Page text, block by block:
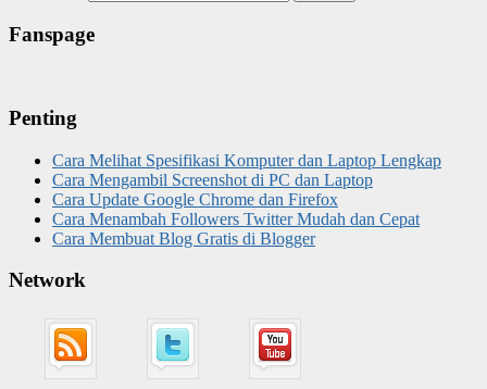
Fanspage
Penting
Cara Melihat Spesifikasi Komputer dan Laptop Lengkap
Cara Mengambil Screenshot di PC dan Laptop
Cara Update Google Chrome dan Firefox
Cara Menambah Followers Twitter Mudah dan Cepat
Cara Membuat Blog Gratis di Blogger
Network